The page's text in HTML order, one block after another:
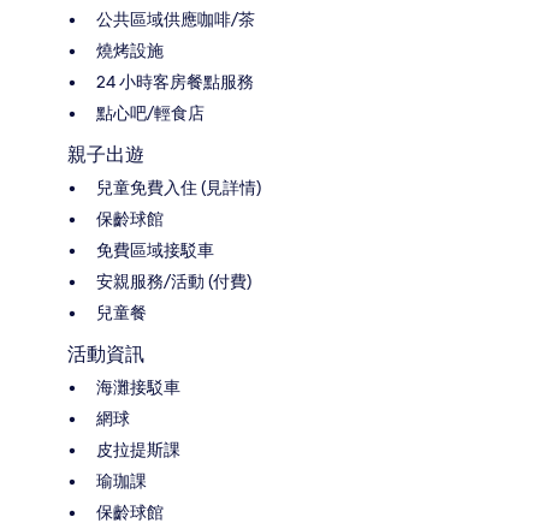
公共區域供應咖啡/茶
燒烤設施
24 小時客房餐點服務
點心吧/輕食店
親子出遊
兒童免費入住 (見詳情)
保齡球館
免費區域接駁車
安親服務/活動 (付費)
兒童餐
活動資訊
海灘接駁車
網球
皮拉提斯課
瑜珈課
保齡球館